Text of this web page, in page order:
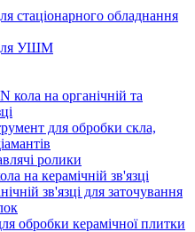
стаціонарного обладнання
УШМ
кола на органічній та
для обробки скла,
ролики
на керамічній зв'язці
зв'язці для заточування
обробки керамічної плитки